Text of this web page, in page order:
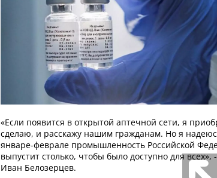
«Если появится в открытой аптечной сети, я
сделаю, и расскажу нашим гражданам. Но я
январе-феврале промышленность Российской
выпустит столько, чтобы было доступно для всех»,
Иван Белозерцев.